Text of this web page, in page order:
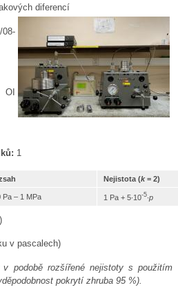
diferencí
08-
OI
1
Nejistota (k= 2)
Pa – 1 MPa 1 Pa + 5∙10-5∙p
v pascalech)
podobě rozšířené nejistoty s použitím
pokrytí zhruba 95 %).